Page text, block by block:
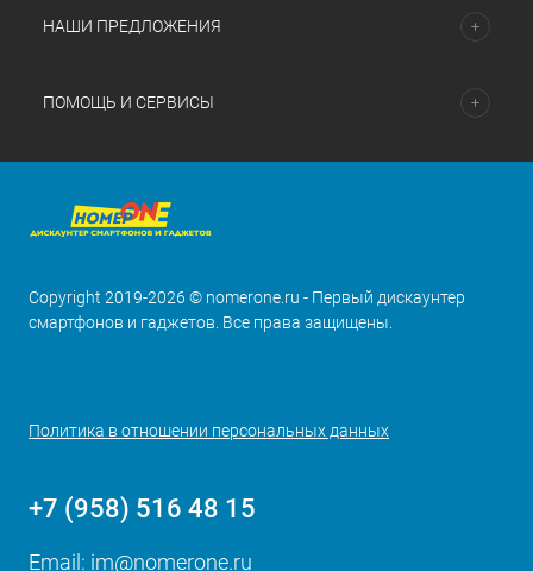
НАШИ ПРЕДЛОЖЕНИЯ
ПОМОЩЬ И СЕРВИСЫ
Copyright 2019-2026 © nomerone.ru - Первый дискаунтер
смартфонов и гаджетов. Все права защищены.
Политика в отношении персональных данных
+7 (958) 516 48 15
Email: im@nomerone.ru